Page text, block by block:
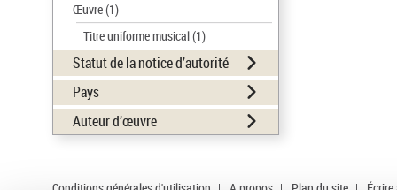
Œuvre(1)
Titre uniforme musical(1)
Statut de la notice d’autorité
Pays
Auteur d’œuvre